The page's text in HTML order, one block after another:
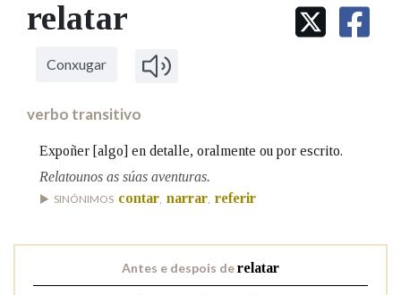
IDENTIDADE CORPORATIVA
MARCIAL DEL ADALID
FIGURAS HOMENAXEADAS
Facebook
TwitterYoutubeInstagram
Bluesky
BUSCAR NOS LEMAS
Comeza por
Contén
BUSCAR NO CONTIDO
relatar
Conxugar
verbo transitivo
Expoñer [algo] en detalle, oralmente ou por escrito.
Relatounos as súas aventuras.
SINÓNIMOS contar narrar referir
Antes e despois derelatar